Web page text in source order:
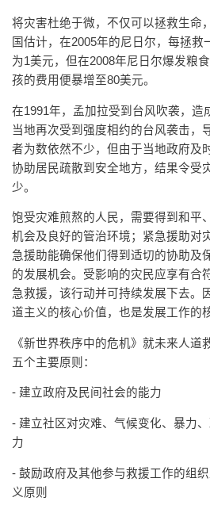
将灾害杜绝于微，不仅可以拯救生命
国估计，在2005年的尼日尔，每拯救
为1美元，但在2008年尼日尔爆发粮
孩的费用便暴增至80美元。
在1991年，孟加拉受到台风吹袭，造
当地再次受到强度相约的台风袭击，
者为数依然不少，但由于当地政府及
协助居民疏散到安全地方，结果令受
少。
饱受灾难煎熬的人民，需要得到和平
机会及良好的管治环境；紧急援助对
急援助能确保他们得到适切的协助及
的发展机会。受影响的灾民应享有合
急救援，该行动并可持续发展下去。
道主义的核心价值，也是发展工作的
《新世界秩序中的危机》就未来人道
五个主要原则：
- 建立政府及民间社会的能力
- 建立社区对灾难、气候变化、暴力
力
- 鼓励政府及其他参与救援工作的组
义原则